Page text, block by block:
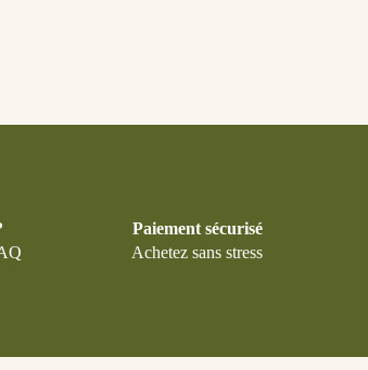
Paiement sécurisé
Achetez sans stress